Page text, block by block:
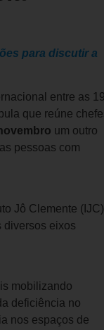
para discutir a
entre as 19
que reúne
um outro
pessoas com
Jô Clemente
diversos eixos
mobilizando
deficiência no
nos espaços de